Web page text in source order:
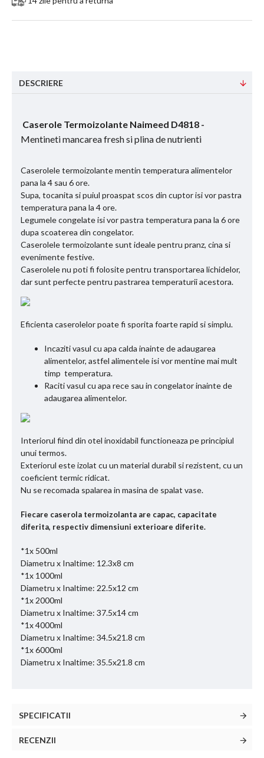
DESCRIERE
Caserole Termoizolante Naimeed D4818 -
Mentineti mancarea fresh si plina de nutrienti
Caserolele termoizolante mentin temperatura alimentelor
pana la 4 sau 6 ore.
Supa, tocanita si puiul proaspat scos din cuptor isi vor pastra
temperatura pana la 4 ore.
Legumele congelate isi vor pastra temperatura pana la 6 ore
dupa scoaterea din congelator.
Caserolele termoizolante sunt ideale pentru pranz, cina si
evenimente festive.
Caserolele nu poti fi folosite pentru transportarea lichidelor,
dar sunt perfecte pentru pastrarea temperaturii acestora.
Eficienta caserolelor poate fi sporita foarte rapid si simplu.
Incaziti vasul cu apa calda inainte de adaugarea
alimentelor, astfel alimentele isi vor mentine mai mult
timp temperatura.
Raciti vasul cu apa rece sau in congelator inainte de
adaugarea alimentelor.
Interiorul fiind din otel inoxidabil functioneaza pe principiul
unui termos.
Exteriorul este izolat cu un material durabil si rezistent, cu un
coeficient termic ridicat.
Nu se recomada spalarea in masina de spalat vase.
Fiecare caserola termoizolanta are capac, capacitate
diferita, respectiv dimensiuni exterioare diferite.
*1x 500ml
Diametru x Inaltime: 12.3x8 cm
*1x 1000ml
Diametru x Inaltime: 22.5x12 cm
*1x 2000ml
Diametru x Inaltime: 37.5x14 cm
*1x 4000ml
Diametru x Inaltime: 34.5x21.8 cm
*1x 6000ml
Diametru x Inaltime: 35.5x21.8 cm
SPECIFICATII
RECENZII